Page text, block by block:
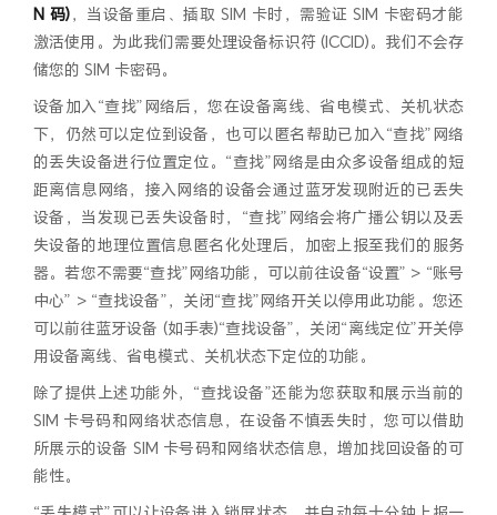
N 码)，当设备重启、插取 SIM 卡时，需验证 SIM 卡密码才能
激活使用。为此我们需要处理设备标识符 (ICCID)。我们不会存
储您的 SIM 卡密码。
设备加入“查找”网络后，您在设备离线、省电模式、关机状态
下，仍然可以定位到设备，也可以匿名帮助已加入“查找”网络
的丢失设备进行位置定位。“查找”网络是由众多设备组成的短
距离信息网络，接入网络的设备会通过蓝牙发现附近的已丢失
设备，当发现已丢失设备时，“查找”网络会将广播公钥以及丢
失设备的地理位置信息匿名化处理后，加密上报至我们的服务
器。若您不需要“查找”网络功能，可以前往设备“设置” > “账号
中心” > “查找设备”，关闭“查找”网络开关以停用此功能。您还
可以前往蓝牙设备 (如手表)“查找设备”，关闭“离线定位”开关停
用设备离线、省电模式、关机状态下定位的功能。
除了提供上述功能外，“查找设备”还能为您获取和展示当前的
SIM 卡号码和网络状态信息，在设备不慎丢失时，您可以借助
所展示的设备 SIM 卡号码和网络状态信息，增加找回设备的可
能性。